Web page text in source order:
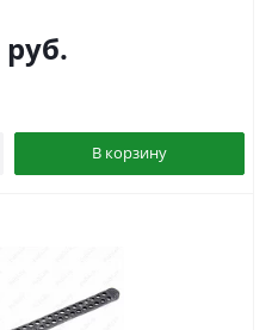
руб.
В корзину